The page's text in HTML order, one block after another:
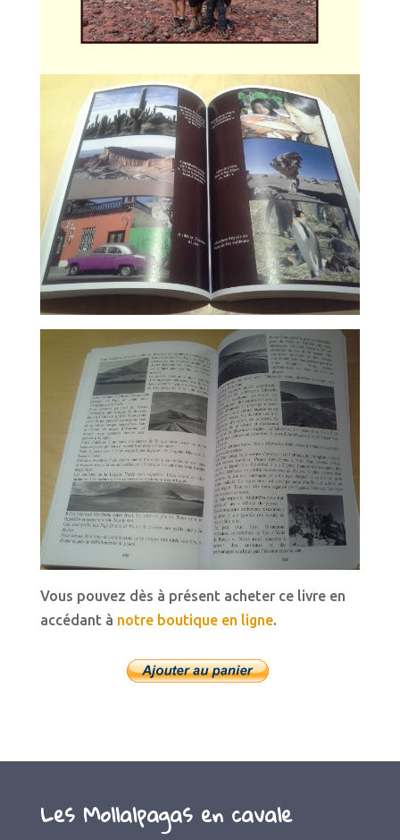
Vous pouvez dès à présent acheter ce livre en
accédant à notre boutique en ligne.
Les Mollalpagas en cavale